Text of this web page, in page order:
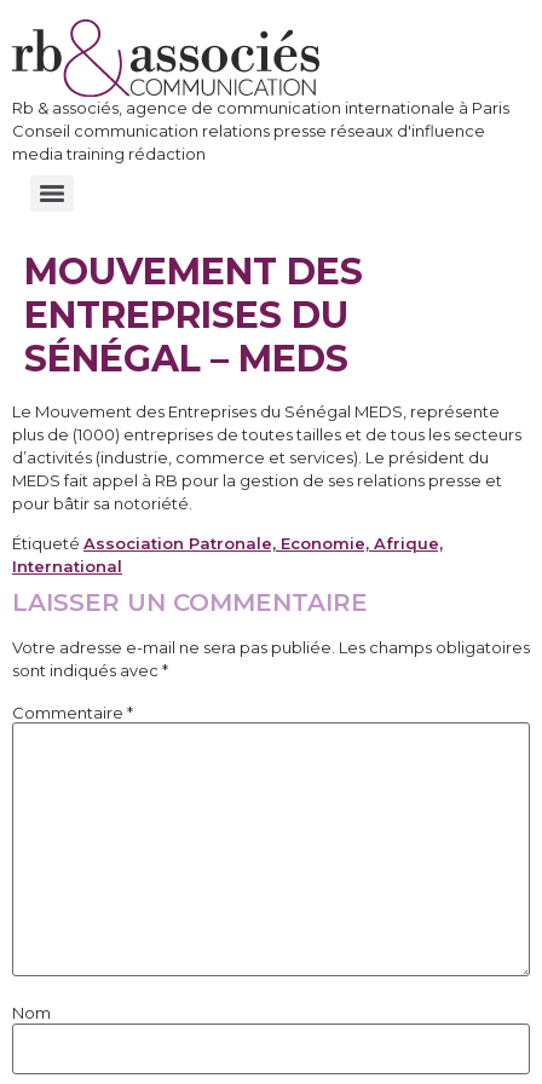
Rb & associés, agence de communication internationale à Paris
Conseil communication relations presse réseaux d'influence
media training rédaction
MOUVEMENT DES
ENTREPRISES DU
SÉNÉGAL – MEDS
Le Mouvement des Entreprises du Sénégal MEDS, représente
plus de (1000) entreprises de toutes tailles et de tous les secteurs
d’activités (industrie, commerce et services). Le président du
MEDS fait appel à RB pour la gestion de ses relations presse et
pour bâtir sa notoriété.​
Étiqueté Association Patronale, Economie, Afrique,
International
LAISSER UN COMMENTAIRE
Votre adresse e-mail ne sera pas publiée. Les champs obligatoires
sont indiqués avec *
Commentaire *
Nom